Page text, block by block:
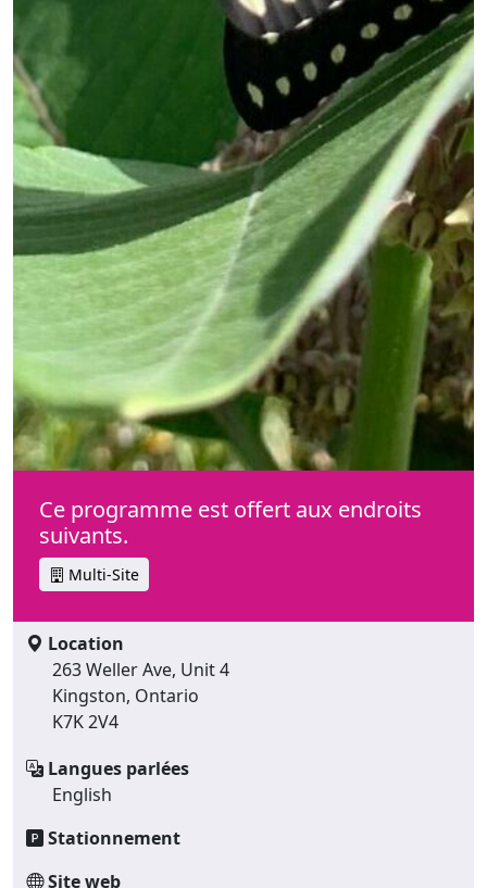
Ce programme est offert aux endroits
suivants.
Multi-Site
Location
263 Weller Ave, Unit 4
Kingston, Ontario
K7K 2V4
Langues parlées
English
Stationnement
Site web